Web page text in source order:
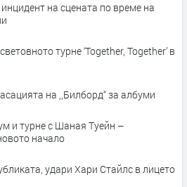
на сцената по време на
турне ‘Together, Together’ в
на ,,Билборд“ за албуми
и турне с Шаная Туейн –
начало
удари Хари Стайлс в лицето